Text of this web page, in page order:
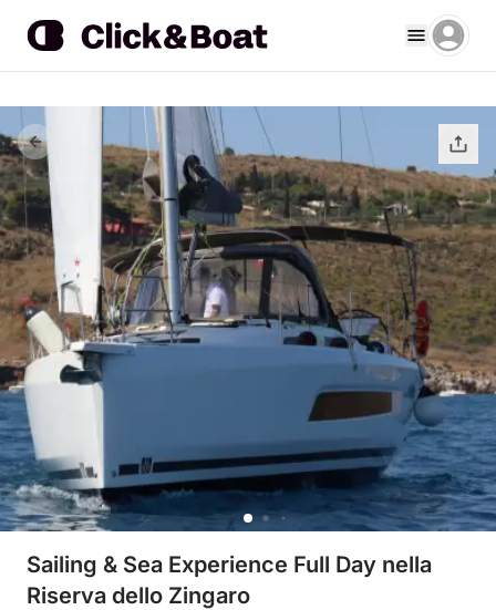
Sailing & Sea Experience Full Day nella
Riserva dello Zingaro